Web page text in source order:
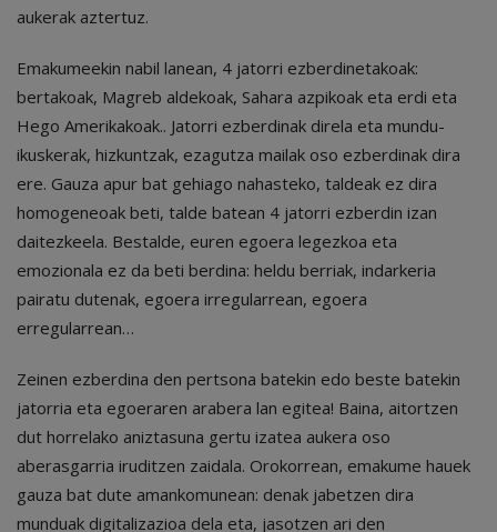
aukerak aztertuz.
Emakumeekin nabil lanean, 4 jatorri ezberdinetakoak:
bertakoak, Magreb aldekoak, Sahara azpikoak eta erdi eta
Hego Amerikakoak.. Jatorri ezberdinak direla eta mundu-
ikuskerak, hizkuntzak, ezagutza mailak oso ezberdinak dira
ere. Gauza apur bat gehiago nahasteko, taldeak ez dira
homogeneoak beti, talde batean 4 jatorri ezberdin izan
daitezkeela. Bestalde, euren egoera legezkoa eta
emozionala ez da beti berdina: heldu berriak, indarkeria
pairatu dutenak, egoera irregularrean, egoera
erregularrean…
Zeinen ezberdina den pertsona batekin edo beste batekin
jatorria eta egoeraren arabera lan egitea! Baina, aitortzen
dut horrelako aniztasuna gertu izatea aukera oso
aberasgarria iruditzen zaidala. Orokorrean, emakume hauek
gauza bat dute amankomunean: denak jabetzen dira
munduak digitalizazioa dela eta, jasotzen ari den